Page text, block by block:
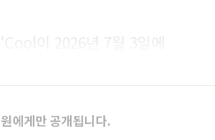
이 2026년 7월 3일에
에게만 공개됩니다.